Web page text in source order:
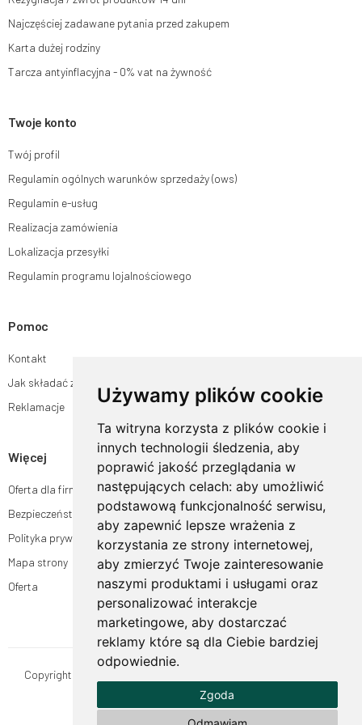
Używamy plików cookie
Ta witryna korzysta z plików cookie i
innych technologii śledzenia, aby
poprawić jakość przeglądania w
następujących celach: aby umożliwić
podstawową funkcjonalność serwisu,
aby zapewnić lepsze wrażenia z
korzystania ze strony internetowej,
aby zmierzyć Twoje zainteresowanie
naszymi produktami i usługami oraz
personalizować interakcje
marketingowe, aby dostarczać
reklamy które są dla Ciebie bardziej
odpowiednie.
Zgoda
Najczęściej zadawane pytania przed zakupem
Karta dużej rodziny
Tarcza antyinflacyjna - 0% vat na żywność
Twoje konto
Twój profil
Regulamin ogólnych warunków sprzedaży (ows)
Regulamin e-usług
Realizacja zamówienia
Lokalizacja przesyłki
Regulamin programu lojalnościowego
Pomoc
Kontakt
Jak składać zamówienia w sklepie ogrodyhildegardy.pl?
Reklamacje
Więcej
Oferta dla firm
Bezpieczeństwo płatności
Polityka prywatności
Mapa strony
Oferta
Copyright © OgrodyHildegardy.pl. Wszystkie prawa zastrzeżone.
MOUTON interactive
Zobacz nasz profil na: